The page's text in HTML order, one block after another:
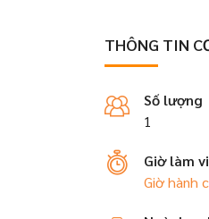
THÔNG TIN
Số lượng
1
Giờ làm
Giờ hành